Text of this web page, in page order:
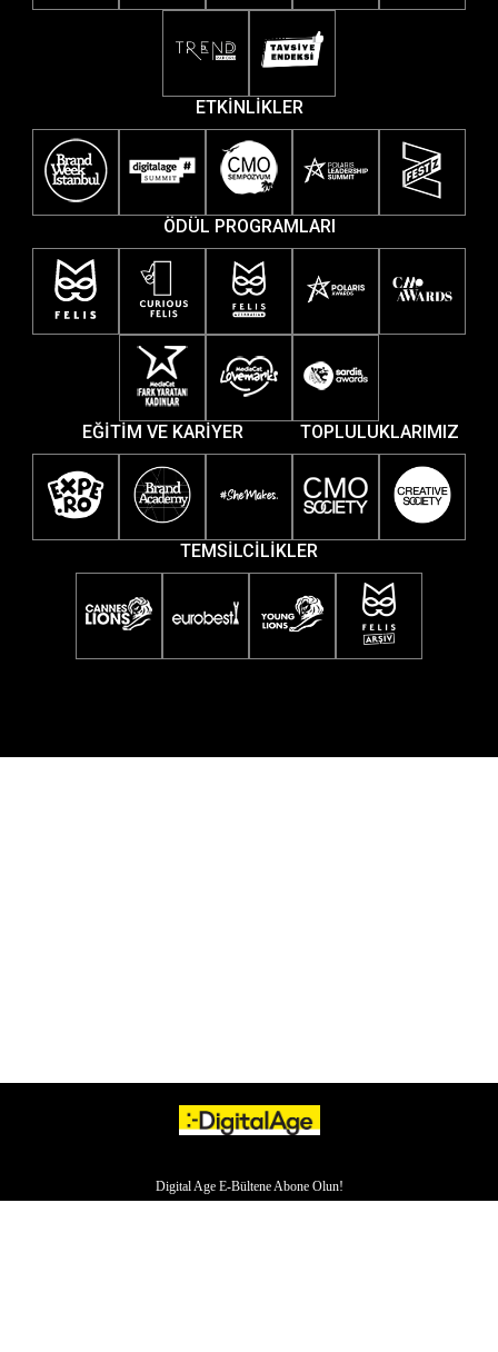
ETKİNLİKLER
ÖDÜL PROGRAMLARI
EĞİTİM VE KARİYER TOPLULUKLARIMIZ
TEMSİLCİLİKLER
Digital Age E-Bültene Abone Olun!